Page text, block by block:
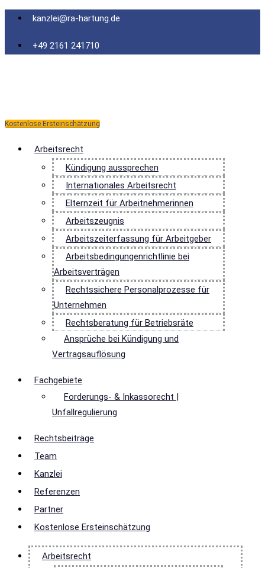
Zum
springen
kanzlei@ra-hartung.de
+49 2161 241710
Kostenlose Ersteinschätzung
Arbeitsrecht
Kündigung aussprechen
Internationales Arbeitsrecht
Elternzeit für Arbeitnehmerinnen
Arbeitszeugnis
Arbeitszeiterfassung für Arbeitgeber
Arbeitsbedingungenrichtlinie bei
Arbeitsverträgen
Rechtssichere Personalprozesse für
Unternehmen
Rechtsberatung für Betriebsräte
Ansprüche bei Kündigung und
Vertragsauflösung
Fachgebiete
Forderungs- & Inkassorecht |
Unfallregulierung
Rechtsbeiträge
Team
Kanzlei
Referenzen
Partner
Kostenlose Ersteinschätzung
Arbeitsrecht